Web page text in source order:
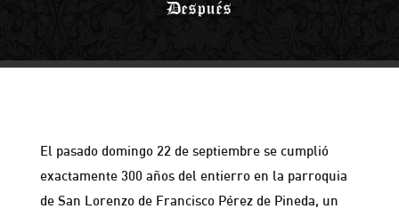
Después
El pasado domingo 22 de septiembre se cumplió
exactamente 300 años del entierro en la parroquia
de San Lorenzo de Francisco Pérez de Pineda, un